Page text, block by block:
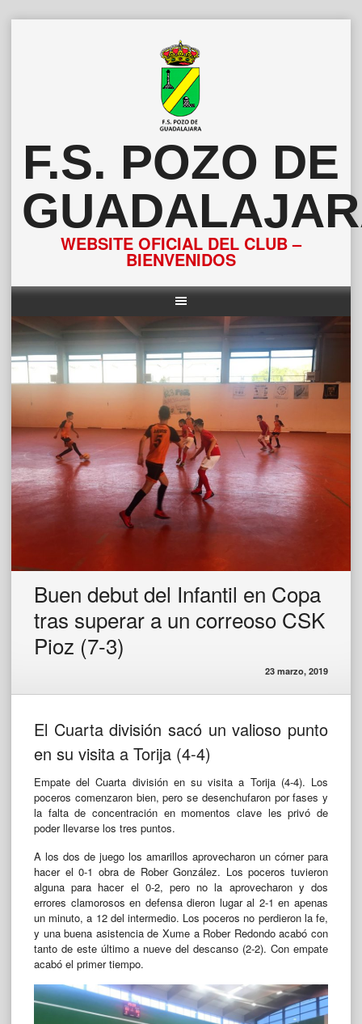
F.S. POZO DE
WEBSITE OFICIAL DEL CLUB –
BIENVENIDOS
Buen debut del Infantil en Copa
tras superar a un correoso CSK
Pioz (7-3)
23 marzo, 2019
El Cuarta división sacó un valioso punto
en su visita a Torija (4-4)
Empate del Cuarta división en su visita a Torija (4-4). Los
poceros comenzaron bien, pero se desenchufaron por fases y
la falta de concentración en momentos clave les privó de
poder llevarse los tres puntos.
A los dos de juego los amarillos aprovecharon un córner para
hacer el 0-1 obra de Rober González. Los poceros tuvieron
alguna para hacer el 0-2, pero no la aprovecharon y dos
errores clamorosos en defensa dieron lugar al 2-1 en apenas
un minuto, a 12 del intermedio. Los poceros no perdieron la fe,
y una buena asistencia de Xume a Rober Redondo acabó con
tanto de este último a nueve del descanso (2-2). Con empate
acabó el primer tiempo.